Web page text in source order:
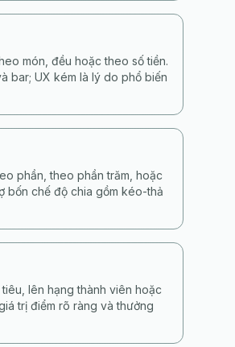
món, đều hoặc theo số tiền.
bar; UX kém là lý do phổ biến
phần, theo phần trăm, hoặc
bốn chế độ chia gồm kéo-thả
lên hạng thành viên hoặc
trị điểm rõ ràng và thưởng